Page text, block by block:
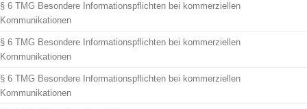
§ 6 TMG Besondere Informationspflichten bei kommerziellen
Kommunikationen
§ 6 TMG Besondere Informationspflichten bei kommerziellen
Kommunikationen
§ 6 TMG Besondere Informationspflichten bei kommerziellen
Kommunikationen